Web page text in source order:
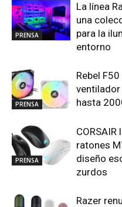
PRENSA
La línea
una
para la
entorno
PRENSA
Rebel
hasta
PRENSA
ratones
diseño
zurdos
Razer